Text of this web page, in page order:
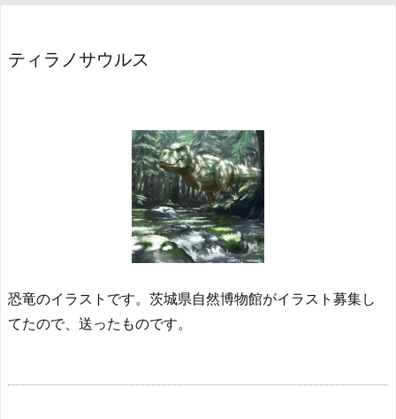
ティラノサウルス
恐竜のイラストです。茨城県自然博物館がイラスト募集し
てたので、送ったものです。